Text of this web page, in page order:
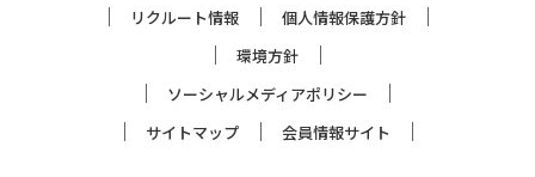
リクルート情報
個人情報保護方針
環境方針
ソーシャルメディアポリシー
サイトマップ
会員情報サイト